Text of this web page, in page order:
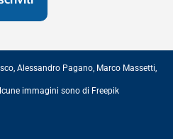
, Alessandro Pagano, Marco Massetti,
immagini sono di Freepik